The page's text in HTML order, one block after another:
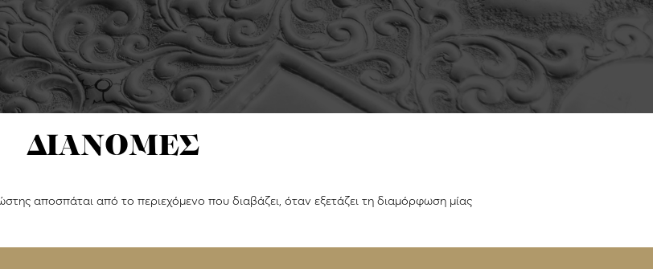
ΔΙΑΝΟΜΕΣ
αποσπάται από το περιεχόμενο που διαβάζει, όταν εξετάζει τη διαμόρφωση μίας